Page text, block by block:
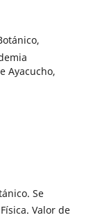
Ayacucho,
Se
Valor de